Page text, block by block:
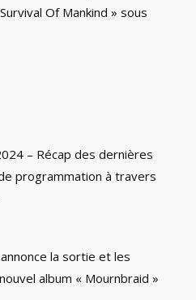
Of Mankind » sous
– Récap des dernières
programmation à travers
la sortie et les
album « Mournbraid »